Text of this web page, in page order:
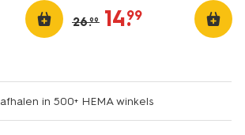
26.99 14.
99
afhalen in 500+ HEMA winkels
nieuw